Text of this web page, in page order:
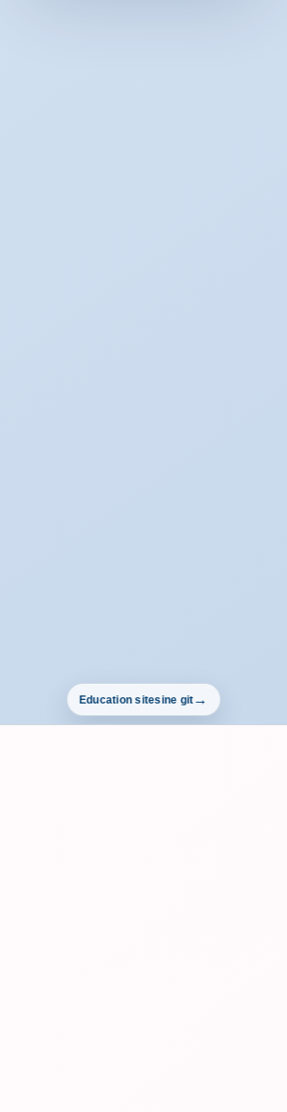
Education sitesine git